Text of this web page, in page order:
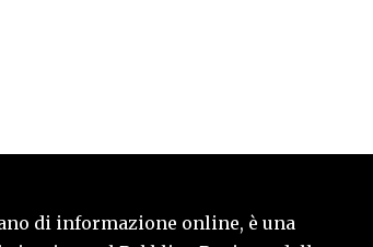
di informazione online, è una